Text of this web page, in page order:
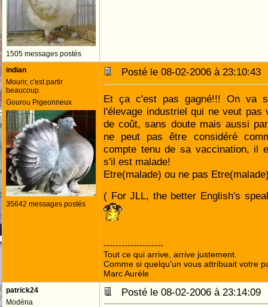
1505 messages postés
indian
Mourir, c'est partir
beaucoup.
Gourou Pigeonneux
35642 messages postés
Posté le 08-02-2006 à
Et ça c'est pas gagné!!! On va
l'élevage industriel qui ne veut pas
de coût, sans doute mais aussi
ne peut pas être considéré
compte tenu de sa vaccination, il
s'il est malade!
Etre(malade) ou ne pas
( For JLL, the better English's
--------------------
Tout ce qui arrive, arrive justement.
Comme si quelqu'un vous attribuait votre
Marc Aurèle
patrick24
Modéna
Posté le 08-02-2006 à